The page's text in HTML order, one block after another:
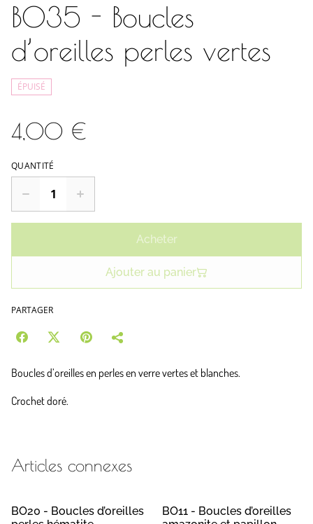
BO35 - Boucles
d’oreilles perles vertes
ÉPUISÉ
4,00 €
QUANTITÉ
Acheter
Ajouter au panier
PARTAGER
Boucles d’oreilles en perles en verre vertes et blanches.
Crochet doré.
Articles connexes
BO20 - Boucles d’oreilles
BO11 - Boucles d’oreilles